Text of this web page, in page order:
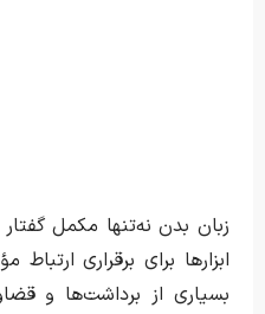
زبان بدن نه‌تنها مکمل
ابزارها برای برقراری
بسیاری از برداشت‌ها و